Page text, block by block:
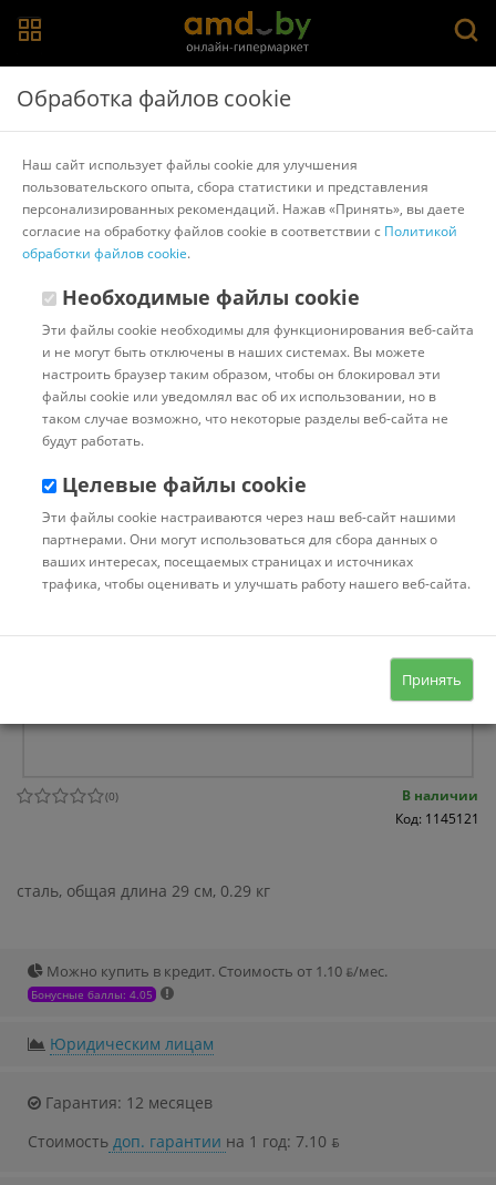
Главная > Каталог товаров Садовый инструмент
Power
Секатор Daewoo Power DAGP 950
Другие товары Daewoo Power
(0)
В наличии
Код: 1145121
сталь, общая длина 29 см, 0.29 кг
Можно купить в кредит. Стоимость от 1.10 ƃ/мec.
Бонусные баллы: 4.05
Юридическим лицам
Гарантия: 12 месяцев
Стоимость доп. гарантии на 1 год: 7.10 ƃ
Обработка файлов cookie
Наш сайт использует файлы cookie для улучшения
пользовательского опыта, сбора статистики и представления
персонализированных рекомендаций. Нажав «Принять», вы даете
согласие на обработку файлов cookie в соответствии с Политикой
обработки файлов cookie.
Необходимые файлы cookie
Эти файлы cookie необходимы для функционирования веб-сайта
и не могут быть отключены в наших системах. Вы можете
настроить браузер таким образом, чтобы он блокировал эти
файлы cookie или уведомлял вас об их использовании, но в
таком случае возможно, что некоторые разделы веб-сайта не
будут работать.
Целевые файлы cookie
Эти файлы cookie настраиваются через наш веб-сайт нашими
партнерами. Они могут использоваться для сбора данных о
ваших интересах, посещаемых страницах и источниках
трафика, чтобы оценивать и улучшать работу нашего веб-сайта.
Принять